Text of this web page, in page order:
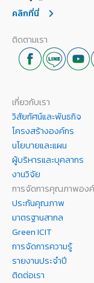
คลิกที่นี่
ติดตามเรา
เกี่ยวกับเรา
วิสัยทัศน์และพันธกิจ
โครงสร้างองค์กร
นโยบายและแผน
ผู้บริหารและบุคลากร
งานวิจัย
การจัดการคุณภาพอง
ประกันคุณภาพ
มาตรฐานสากล
Green ICIT
การจัดการความรู้
รายงานประจำปี
ติดต่อเรา